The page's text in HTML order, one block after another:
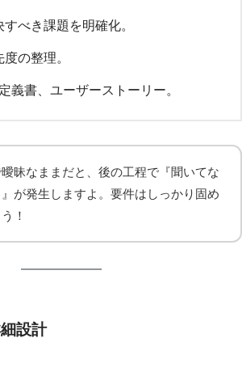
べき課題を明確化。
の整理。
義書、ユーザーストーリー。
曖昧なままだと、後の工程で『聞いてな
が発生しますよ。要件はしっかり固め
！
設計